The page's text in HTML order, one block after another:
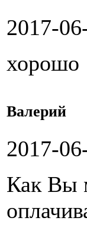
2017-
хорошо
Валерий
2017-
Как Вы